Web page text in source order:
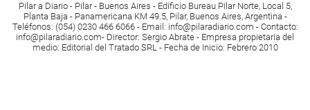
Pilar a Diario - Pilar - Buenos Aires - Edificio Bureau Pilar Norte, Local 5,
Planta Baja - Panamericana KM 49.5, Pilar, Buenos Aires, Argentina -
Teléfonos: (054) 0230 466 6066 - Email : info@pilaradiario.com - Contacto:
info@pilaradiario.com- Director: Sergio Abrate - Empresa propietaria del
medio: Editorial del Tratado SRL - Fecha de Inicio: Febrero 2010